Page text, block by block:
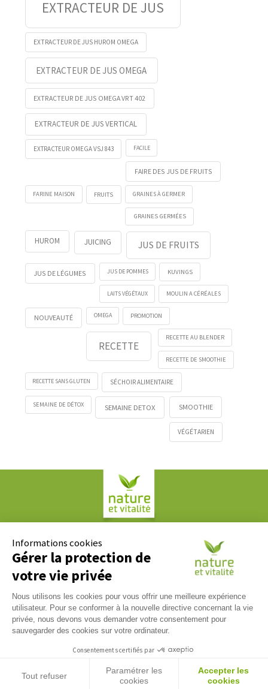
EXTRACTEUR DE JUS
EXTRACTEUR DE JUS HUROM OMEGA
EXTRACTEUR DE JUS OMEGA
EXTRACTEUR DE JUS OMEGA VRT 402
EXTRACTEUR DE JUS VERTICAL
EXTRACTEUR OMEGA VSJ 843 FACILE
FAIRE DES JUS DE FRUITS
FARINE MAISON FRUITS GRAINES À GERMER
GRAINES GERMÉES
HUROM JUICING JUS DE FRUITS
JUS DE LÉGUMES JUS DE POMMES KUVINGS
LAITS VÉGÉTAUX MOULIN A CÉRÉALES
NOUVEAUTÉ OMEGA PROMOTION
RECETTE
RECETTE AU BLENDER
RECETTE DE SMOOTHIE
RECETTE SANS GLUTEN SÉCHOIR ALIMENTAIRE
SEMAINE DE DÉTOX SEMAINE DETOX SMOOTHIE
VÉGÉTARIEN
61, rue Paul Duvivier
69007 LYON
Nous répondons à tous vos messages du lundi au vendredi
09h00 / 17h00. Contactez-nous via notreformulaire de
contact.
04 37 65 17 17
Informations cookies
Gérer la protection de
votre vie privée
Nous utilisons les cookies pour vous offrir une meilleure expérience
utilisateur. Pour se conformer à la nouvelle directive concernant la vie
privée, nous devons vous demander votre consentement pour
sauvegarder des cookies sur votre ordinateur.
Consentements certifiés par
Tout refuser
Paramétrer les
cookies
Accepter les
cookies